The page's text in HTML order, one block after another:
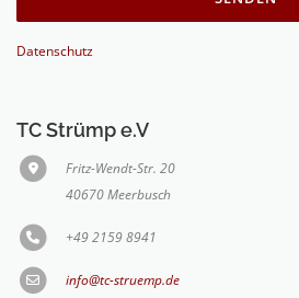
Datenschutz
TC Strümp e.V
Fritz-Wendt-Str. 20
40670 Meerbusch
+49 2159 8941
info@tc-struemp.de